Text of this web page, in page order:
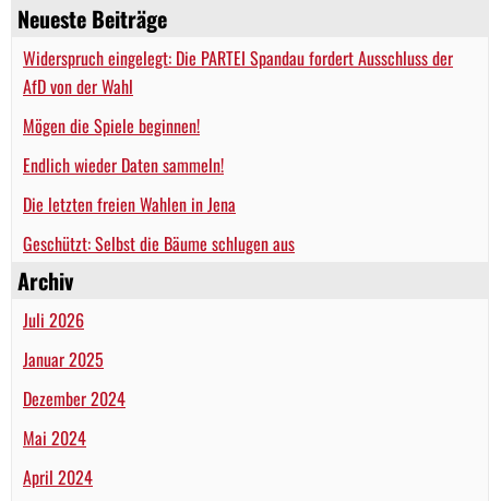
Neueste Beiträge
Widerspruch eingelegt: Die PARTEI Spandau fordert Ausschluss der
AfD von der Wahl
Mögen die Spiele beginnen!
Endlich wieder Daten sammeln!
Die letzten freien Wahlen in Jena
Geschützt: Selbst die Bäume schlugen aus
Archiv
Juli 2026
Januar 2025
Dezember 2024
Mai 2024
April 2024